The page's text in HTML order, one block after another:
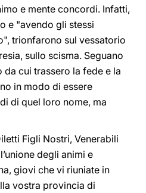
e mente concordi. Infatti,
e "avendo gli stessi
trionfarono sul vessatorio
sullo scisma. Seguano
cui trassero la fede e la
in modo di essere
di quel loro nome, ma
Figli Nostri, Venerabili
degli animi e
giovi che vi riuniate in
vostra provincia di